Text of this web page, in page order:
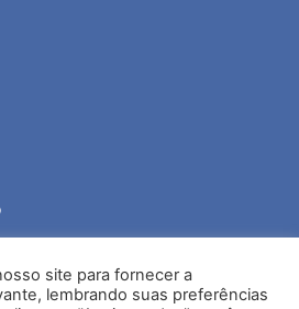
site para fornecer a
lembrando suas preferências